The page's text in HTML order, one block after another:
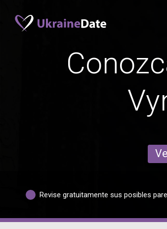
Revise gratuitamente sus posibles